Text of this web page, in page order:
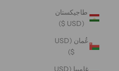
طاجيكستان
(USD $)
عُمان (USD
$)
غامبيا (USD